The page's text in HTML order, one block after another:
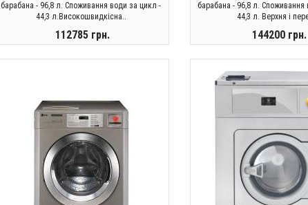
барабана - 96,8 л. Споживання води за цикл -
44,3 л.Високошвидкісна..
112785 грн.
барабана - 96,8 л. Споживання
44,3 л. Верхня і
144200 грн.